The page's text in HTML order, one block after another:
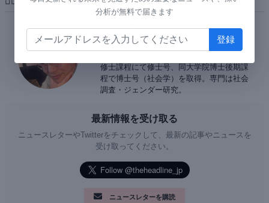
法政大学ほか非常勤講師
修士課程にて修士号、同大学院博士後期課
程で博士号（社会学）を取得。専門は社会
調査・ジェンダー研究。
最新情報を受け取る
ニュースレターやTwitterをチェックして、最新の記事やニュースを
受け取ってください。
ニュースレターを購読
分析が無料で届きます